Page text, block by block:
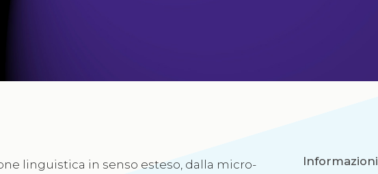
linguistica in senso esteso, dalla micro-
Informazioni